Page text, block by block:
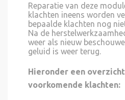
Reparatie van deze
klachten ineens worden
bepaalde klachten nog
Na de
weer als nieuw
geluid is weer terug.
Hieronder een
voorkomende klachten: